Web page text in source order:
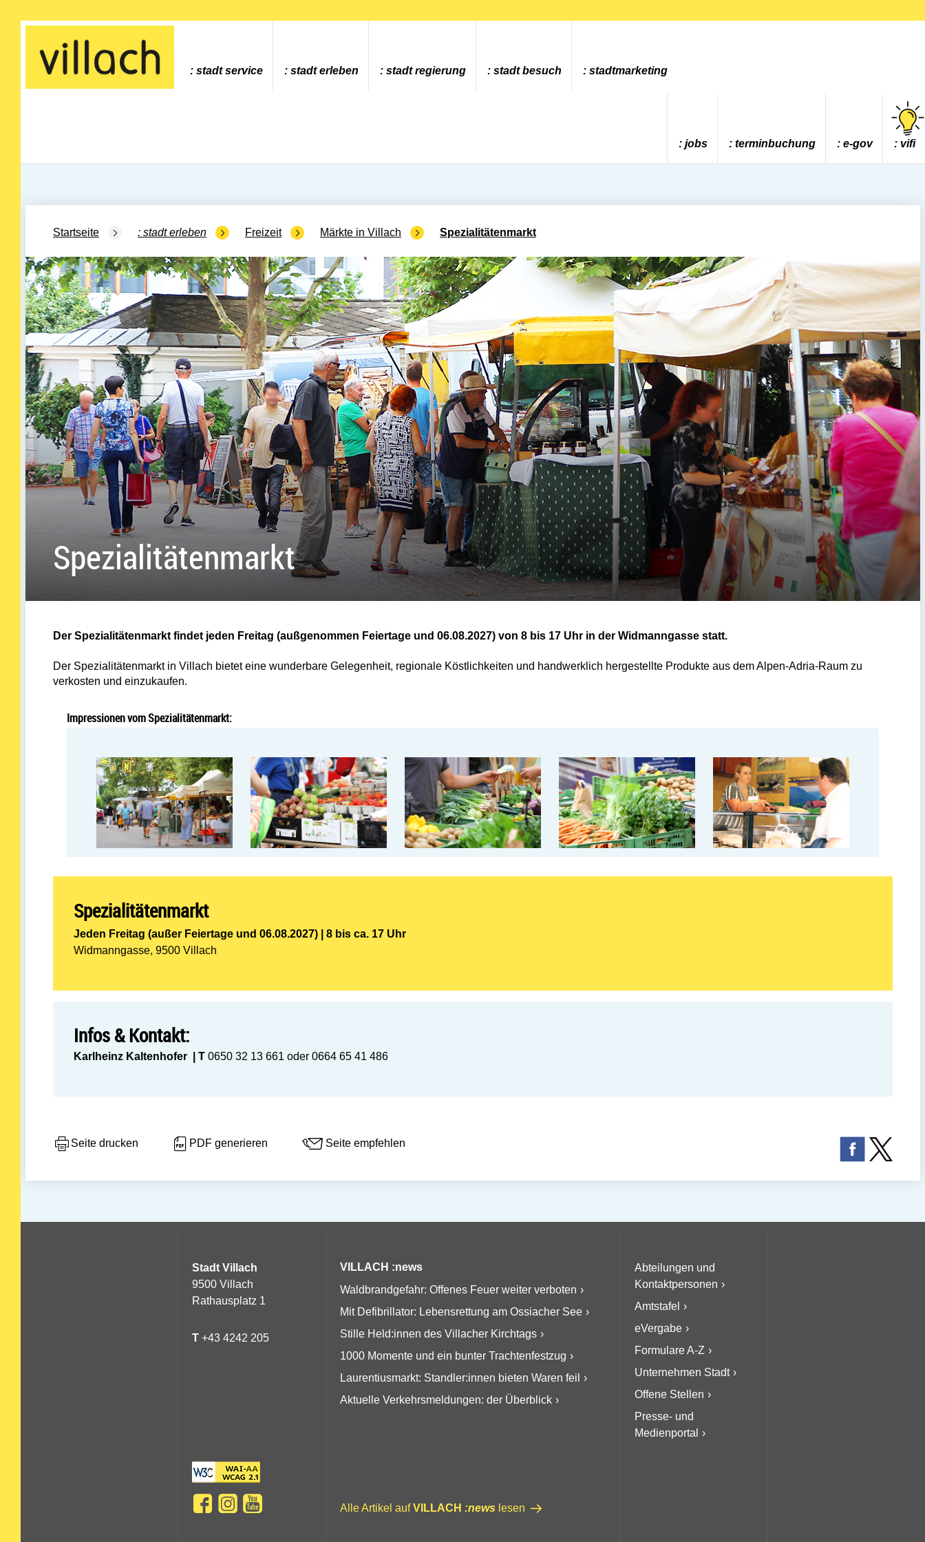
Gehe zur Startseite
stadt service stadt erleben stadt regierung stadt besuch stadtmarketing
jobs terminbuchung e-gov vifi
Startseite stadt erleben Freizeit Märkte in Villach Spezialitätenmarkt
Spezialitätenmarkt
Der Spezialitätenmarkt findet jeden Freitag (außgenommen Feiertage und 06.08.2027) von 8 bis 17 Uhr in der Widmanngasse statt.
Der Spezialitätenmarkt in Villach bietet eine wunderbare Gelegenheit, regionale Köstlichkeiten und handwerklich hergestellte Produkte aus dem Alpen-Adria-Raum zu
verkosten und einzukaufen.
Impressionen vom Spezialitätenmarkt:
Spezialitätenmarkt
Jeden Freitag (außer Feiertage und 06.08.2027) | 8 bis ca. 17 Uhr
Widmanngasse, 9500 Villach
Infos & Kontakt:
Karlheinz Kaltenhofer | T 0650 32 13 661 oder 0664 65 41 486
Seite drucken PDF generieren Seite empfehlen
Stadt Villach
9500 Villach
Rathausplatz 1
T +43 4242 205
VILLACH :news
Waldbrandgefahr: Offenes Feuer weiter verboten
Mit Defibrillator: Lebensrettung am Ossiacher See
Stille Held:innen des Villacher Kirchtags
1000 Momente und ein bunter Trachtenfestzug
Laurentiusmarkt: Standler:innen bieten Waren feil
Aktuelle Verkehrsmeldungen: der Überblick
Alle Artikel aufVILLACH :news lesen
Abteilungen und
Kontaktpersonen
Amtstafel
eVergabe
Formulare A-Z
Unternehmen Stadt
Offene Stellen
Presse- und
Medienportal